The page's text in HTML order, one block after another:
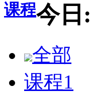
课程今日:
全部
课程1